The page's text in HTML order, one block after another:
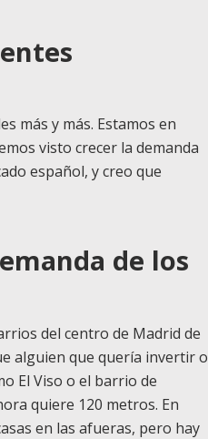
más y más. Estamos en
visto crecer la demanda
español, y creo que
de los
del centro de Madrid de
alguien que quería invertir o
El Viso o el barrio de
quiere 120 metros. En
en las afueras, pero hay